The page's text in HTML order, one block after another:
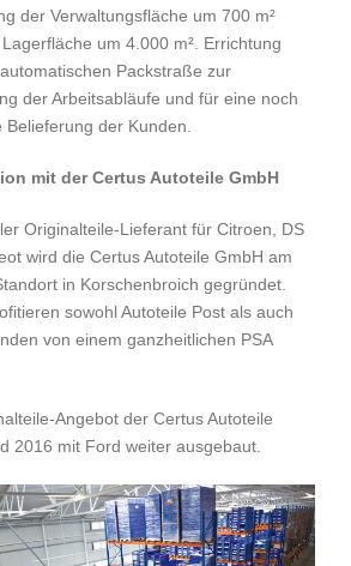
der Verwaltungsfläche um 700 m²
um 4.000 m². Errichtung
Packstraße zur
der Arbeitsabläufe und für eine noch
Belieferung der Kunden.
mit der Certus Autoteile GmbH
Originalteile-Lieferant für Citroen, DS
wird die Certus Autoteile GmbH am
in Korschenbroich gegründet.
sowohl Autoteile Post als auch
von einem ganzheitlichen PSA
Angebot der Certus Autoteile
2016 mit Ford weiter ausgebaut.